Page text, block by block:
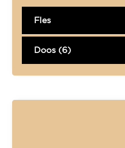
Fles
Doos (6)